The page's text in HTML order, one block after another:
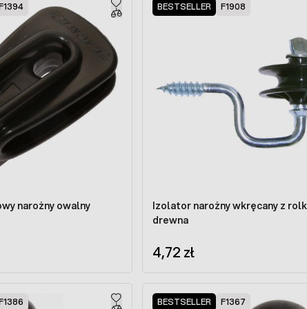
narożny owalny
BESTSELLER F1908
Izolator narożny wkręcany z
drewna
4,72 zł
BESTSELLER F1367